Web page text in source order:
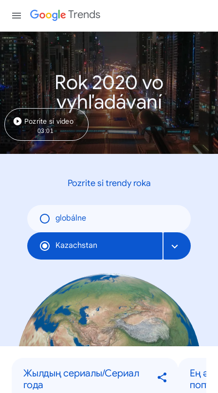
Trends
Rok 2020 vo
vyhľadávaní
Pozrite si video
03:01
Pozrite si trendy roka
globálne
Kazachstan
Жылдың сериалы/Сериал
года
Ең